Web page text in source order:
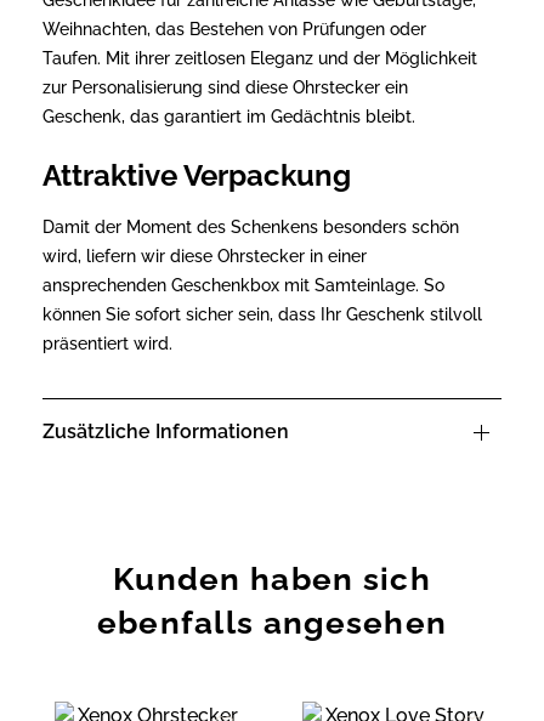
Weihnachten, das Bestehen von Prüfungen oder
Taufen. Mit ihrer zeitlosen Eleganz und der Möglichkeit
zur Personalisierung sind diese Ohrstecker ein
Geschenk, das garantiert im Gedächtnis bleibt.
Attraktive Verpackung
Damit der Moment des Schenkens besonders schön
wird, liefern wir diese Ohrstecker in einer
ansprechenden Geschenkbox mit Samteinlage. So
können Sie sofort sicher sein, dass Ihr Geschenk stilvoll
präsentiert wird.
Zusätzliche Informationen
Kunden haben sich
ebenfalls angesehen